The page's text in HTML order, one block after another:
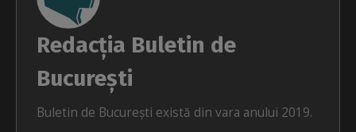
Redacția Buletin de
București
Buletin de București există din vara anului 2019.